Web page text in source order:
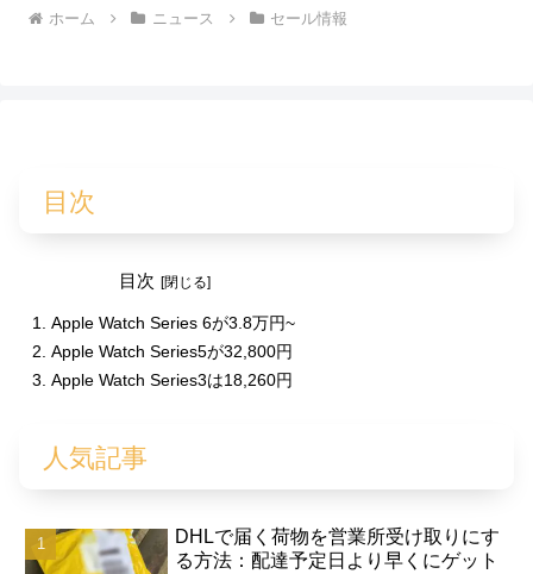
ホーム ニュース セール情報
目次
目次
Apple Watch Series 6が3.8万円~
Apple Watch Series5が32,800円
Apple Watch Series3は18,260円
人気記事
DHLで届く荷物を営業所受け取りにす
る方法：配達予定日より早くにゲット